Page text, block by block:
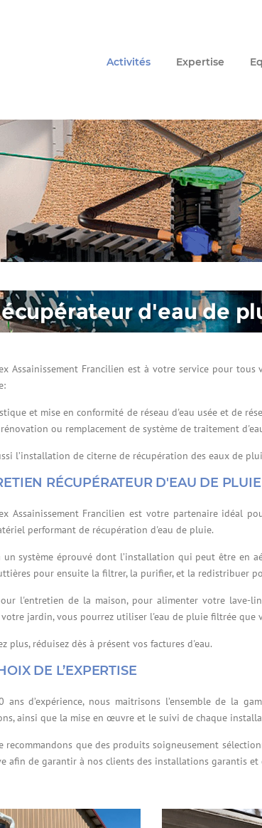
Activités Expertise
d'eau de
Assainissement Francilien est à votre service pour tous
et mise en conformité de réseau d'eau usée et de
ou remplacement de système de traitement
l’installation de citerne de récupération des eaux de
RÉCUPÉRATEUR D'EAU DE PLUIE
Assainissement Francilien est votre partenaire idéal
performant de récupération d'eau de pluie.
un système éprouvé dont l’installation qui peut être en
pour ensuite la filtrer, la purifier, et la redistribuer
l'entretien de la maison, pour alimenter votre lave-
jardin, vous pourrez utiliser l'eau de pluie filtrée que
plus, réduisez dès à présent vos factures d'eau.
DE L’EXPERTISE
ans d’expérience, nous maitrisons l’ensemble de la
ainsi que la mise en œuvre et le suivi de chaque
recommandons que des produits soigneusement
afin de garantir à nos clients des installations garantis et